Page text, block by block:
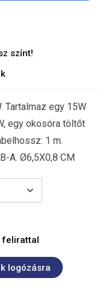
színt!
Tartalmaz egy 15W
egy okosóra töltőt
1 m.
A. Ø6,5X0,8 CM
felirattal
logózásra